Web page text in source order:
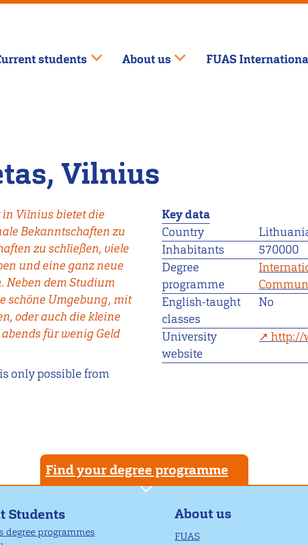
students About us FUAS
Vilnius
Key data
Country
Inhabitants
570000
Degree
programme
English-taught
classes
No
University
website
http://
in Vilnius bietet die
Bekanntschaften zu
zu schließen, viele
und eine ganz neue
Neben dem Studium
schöne Umgebung, mit
oder auch die kleine
für wenig Geld
only possible from
Find your degree programme
Students
degree programmes
About us
FUAS